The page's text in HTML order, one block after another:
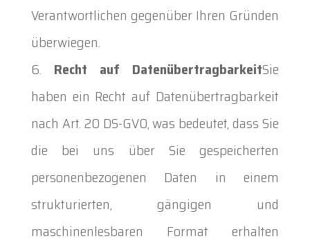
Verantwortlichen gegenüber Ihren Gründen
überwiegen.
Recht auf DatenübertragbarkeitSie
haben ein Recht auf Datenübertragbarkeit
nach Art. 20 DS-GVO, was bedeutet, dass Sie
die bei uns über Sie gespeicherten
personenbezogenen Daten in einem
strukturierten, gängigen und
maschinenlesbaren Format erhalten